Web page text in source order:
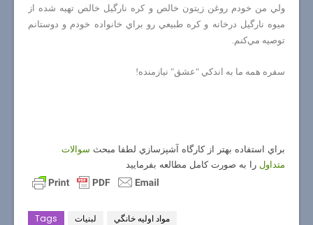
ولي من خودم روغن زيتون خالص و كره نارگيل خالص تهيه شده از
ميوه نارگيل درخانه و كره طبيعي رو براي خانواده خودم و دوستانم
توصيه مي‌كنم.
سفره همه ما به اندكي "عشق" نيازمنده!
براي استفاده بهتر از كارگاه آشپزسازي لطفا مبحث سوالات
متداول را به صورت كامل مطالعه بفرماييد
Tags لبنيات مواد اوليه خانگي